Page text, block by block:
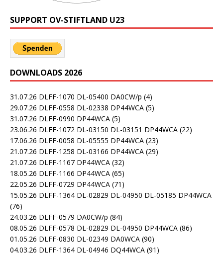
SUPPORT OV-STIFTLAND U23
DOWNLOADS 2026
31.07.26 DLFF-1070 DL-05400 DA0CW/p (4)
29.07.26 DLFF-0558 DL-02338 DP44WCA (5)
31.07.26 DLFF-0990 DP44WCA (5)
23.06.26 DLFF-1072 DL-03150 DL-03151 DP44WCA (22)
17.06.26 DLFF-0058 DL-05555 DP44WCA (23)
21.07.26 DLFF-1258 DL-03166 DP44WCA (29)
21.07.26 DLFF-1167 DP44WCA (32)
18.05.26 DLFF-1166 DP44WCA (65)
22.05.26 DLFF-0729 DP44WCA (71)
15.05.26 DLFF-1364 DL-02829 DL-04950 DL-05185 DP44WCA
(76)
24.03.26 DLFF-0579 DA0CW/p (84)
08.05.26 DLFF-0578 DL-02829 DL-04950 DP44WCA (86)
01.05.26 DLFF-0830 DL-02349 DA0WCA (90)
04.03.26 DLFF-1364 DL-04946 DQ44WCA (91)